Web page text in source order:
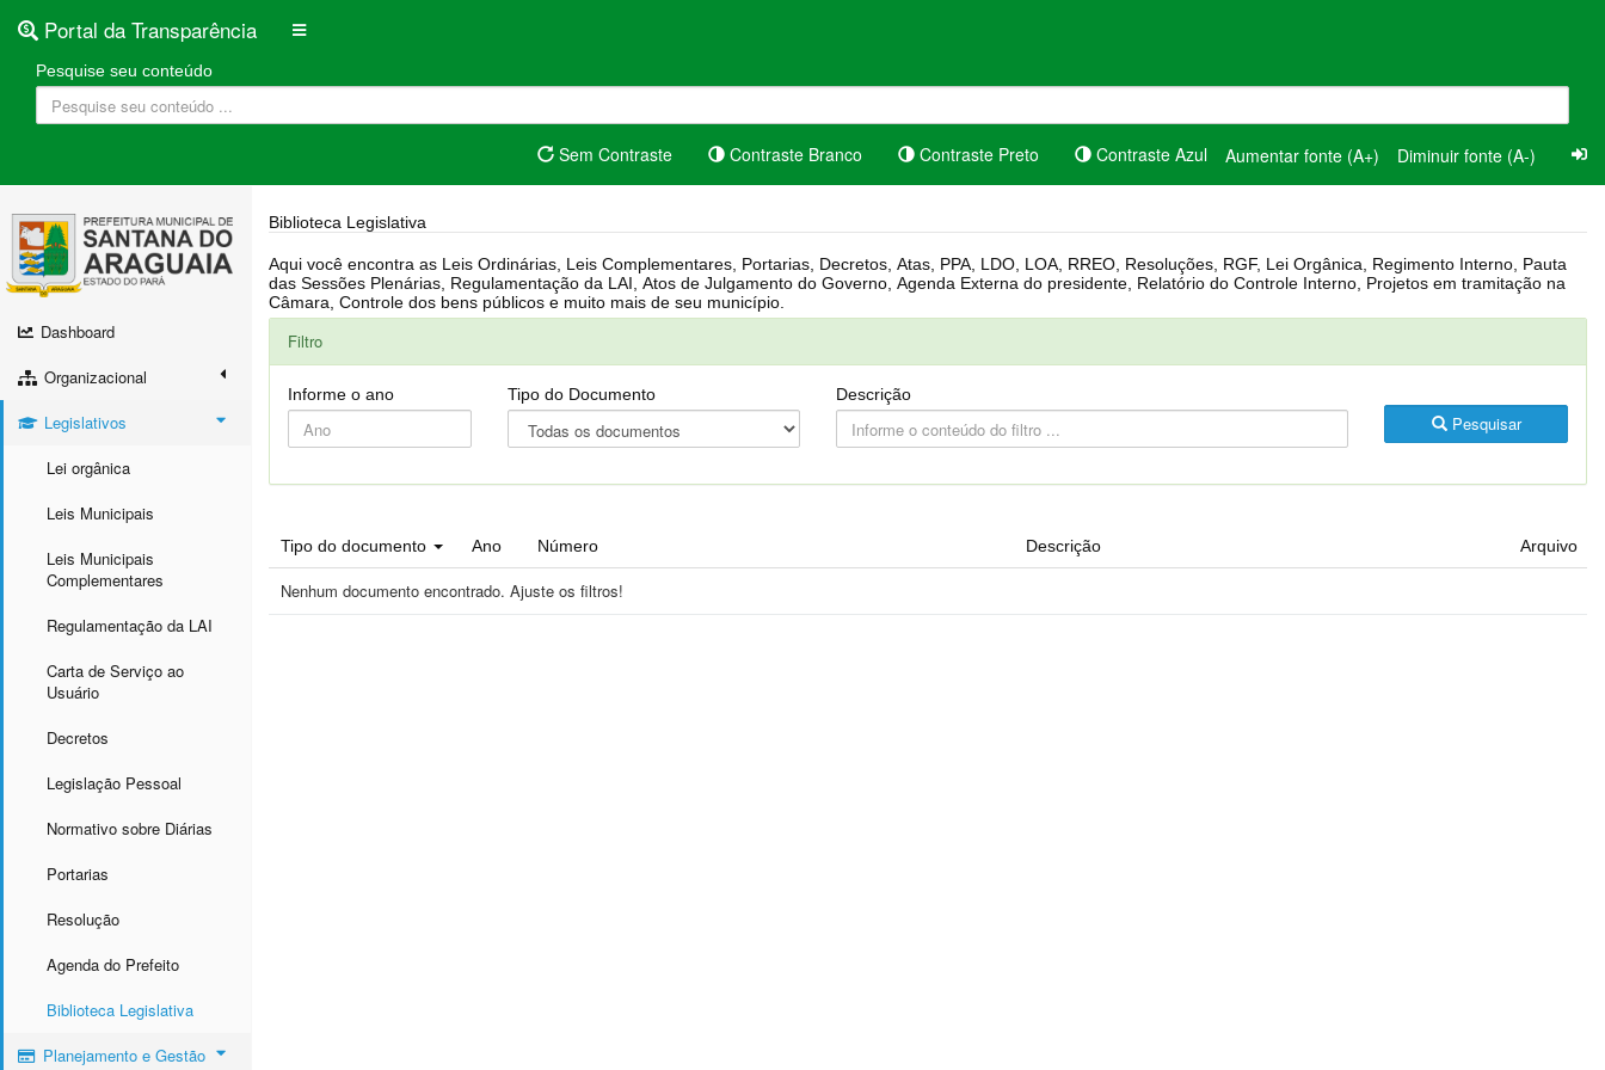
Portal da Transparência
Pesquise seu conteúdo
Sem Contraste Contraste Branco Contraste Preto Contraste Azul Aumentar fonte (A+) Diminuir fonte (A-)
Dashboard
Organizacional
Legislativos
Lei orgânica
Leis Municipais
Leis Municipais
Complementares
Regulamentação da LAI
Carta de Serviço ao
Usuário
Decretos
Legislação Pessoal
Normativo sobre Diárias
Portarias
Resolução
Agenda do Prefeito
Biblioteca Legislativa
Planejamento e Gestão
Biblioteca Legislativa
Aqui você encontra as Leis Ordinárias, Leis Complementares, Portarias, Decretos, Atas, PPA, LDO, LOA, RREO, Resoluções, RGF, Lei Orgânica, Regimento Interno, Pauta
das Sessões Plenárias, Regulamentação da LAI, Atos de Julgamento do Governo, Agenda Externa do presidente, Relatório do Controle Interno, Projetos em tramitação na
Câmara, Controle dos bens públicos e muito mais de seu município.
Filtro
Informe o ano Tipo do Documento Descrição
Pesquisar
Tipo do documento Ano Número Descrição Arquivo
Nenhum documento encontrado. Ajuste os filtros!